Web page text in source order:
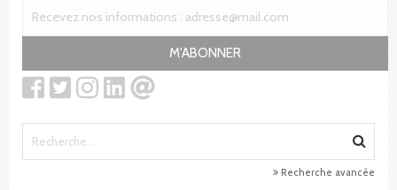
M'ABONNER
Recherche avancée